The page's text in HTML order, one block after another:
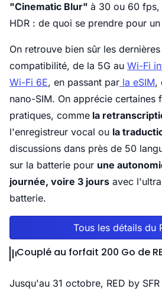
"Cinematic Blur" à 30 ou 60
HDR : de quoi se prendre pour
On retrouve bien sûr les
compatibilité, de la 5G au Wi-Fi
Wi-Fi 6E, en passant par la eSIM,
nano-SIM. On apprécie certaines
pratiques, comme la
l'enregistreur vocal ou la
discussions dans près de 50
sur la batterie pour une
journée, voire 3 jours avec
batterie.
Tous les détails du
Couplé au forfait 200 Go de
Jusqu'au 31 octobre, RED by